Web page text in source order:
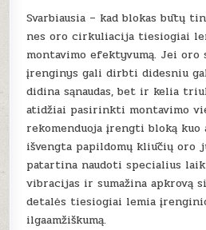
Svarbiausia – kad blokas būtų
nes oro cirkuliacija tiesiogiai
montavimo efektyvumą. Jei oro
įrenginys gali dirbti didesniu
didina sąnaudas, bet ir kelia
atidžiai pasirinkti montavimo
rekomenduoja įrengti bloką kuo
išvengta papildomų kliūčių oro
patartina naudoti specialius
vibracijas ir sumažina apkrovą
detalės tiesiogiai lemia
ilgaamžiškumą.